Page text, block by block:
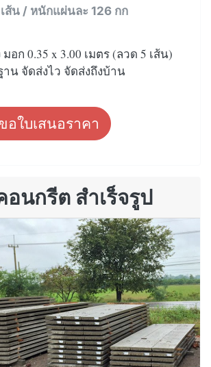
ส้น / หนักแผ่นละ 126 กก
อก 0.35 x 3.00 เมตร (ลวด 5 เส้น)
น จัดส่งไว จัดส่งถึงบ้าน
อใบเสนอราคา
นกรีต สำเร็จรูป